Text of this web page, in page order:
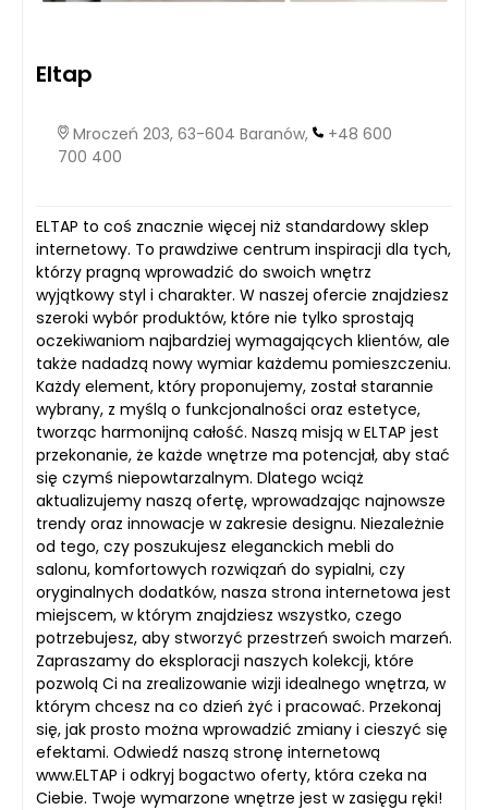
Eltap
Mroczeń 203, 63-604 Baranów,
+48 600
700 400
ELTAP to coś znacznie więcej niż standardowy sklep
internetowy. To prawdziwe centrum inspiracji dla tych,
którzy pragną wprowadzić do swoich wnętrz
wyjątkowy styl i charakter. W naszej ofercie znajdziesz
szeroki wybór produktów, które nie tylko sprostają
oczekiwaniom najbardziej wymagających klientów, ale
także nadadzą nowy wymiar każdemu pomieszczeniu.
Każdy element, który proponujemy, został starannie
wybrany, z myślą o funkcjonalności oraz estetyce,
tworząc harmonijną całość. Naszą misją w ELTAP jest
przekonanie, że każde wnętrze ma potencjał, aby stać
się czymś niepowtarzalnym. Dlatego wciąż
aktualizujemy naszą ofertę, wprowadzając najnowsze
trendy oraz innowacje w zakresie designu. Niezależnie
od tego, czy poszukujesz eleganckich mebli do
salonu, komfortowych rozwiązań do sypialni, czy
oryginalnych dodatków, nasza strona internetowa jest
miejscem, w którym znajdziesz wszystko, czego
potrzebujesz, aby stworzyć przestrzeń swoich marzeń.
Zapraszamy do eksploracji naszych kolekcji, które
pozwolą Ci na zrealizowanie wizji idealnego wnętrza, w
którym chcesz na co dzień żyć i pracować. Przekonaj
się, jak prosto można wprowadzić zmiany i cieszyć się
efektami. Odwiedź naszą stronę internetową
www.ELTAP i odkryj bogactwo oferty, która czeka na
Ciebie. Twoje wymarzone wnętrze jest w zasięgu ręki!